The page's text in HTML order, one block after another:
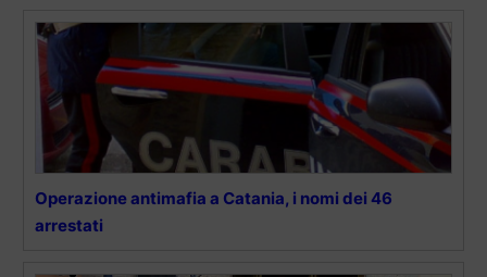
Operazione antimafia a Catania, i nomi dei 46
arrestati